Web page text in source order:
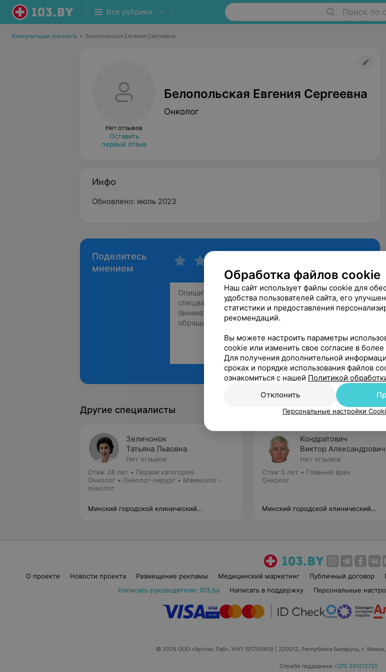
Все рубрики Поиск по
Консультации онколога • Белопольская Евгения Сергеевна
Нет отзывов
Оставить
первый отзыв
Белопольская Евгения Сергеевна
Онколог
Инфо
Обновлено: июль 2023
Поделитесь
мнением
Рекомендую
Другие специалисты
Зеличонок
Татьяна Львовна
Нет отзывов
Стаж 28 лет • Первая категория
Онколог • Онколог-хирург • Маммолог-
онколог
Минский городской клинический
Кондратович
Виктор Александрович
Нет отзывов
Стаж 5 лет • Главный врач
Онколог
Минский городской клинический
О проекте Новости проекта Размещение рекламы Медицинский маркетинг Публичный договор
Написать руководителю 103.by
Написать в поддержку Персональные
© 2026 ООО «Артокс Лаб», УНП 191700409 | 220012, Республика Беларусь, г.
Служба поддержки +375 291212755
Обработка файлов cookie
Наш сайт использует файлы cookie для
удобства пользователей сайта, его
статистики и предоставления
рекомендаций.
Вы можете настроить параметры
cookie или изменить свое согласие в
Для получения дополнительной
сроках и порядке использования файлов
ознакомиться с нашей Политикой
Отклонить
Персональные настройки